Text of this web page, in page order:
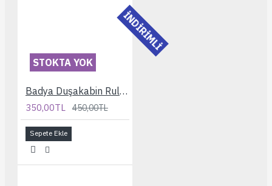
İNDİRİMLİ
STOKTA YOK
Badya Duşakabin Rulmanı
350,00TL 450,00TL
Sepete Ekle